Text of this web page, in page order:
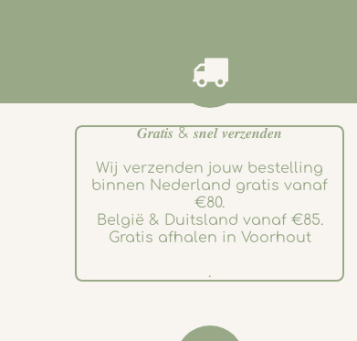
𝑮𝒓𝒂𝒕𝒊𝒔 & 𝒔𝒏𝒆𝒍 𝒗𝒆𝒓𝒛𝒆𝒏𝒅𝒆𝒏
Wij verzenden jouw bestelling
binnen Nederland gratis vanaf
€80.
België & Duitsland vanaf €85.
Gratis afhalen in Voorhout
.